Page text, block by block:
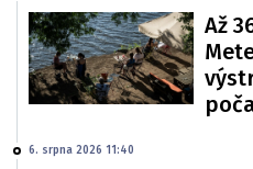
Až
6. srpna 2026 11:40